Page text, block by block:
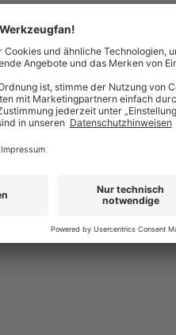
vielseitig sind und ein gutes
effizienter schleifen kannst.
um Material schnell
kannst du sowohl
Rückseite für eine stabile